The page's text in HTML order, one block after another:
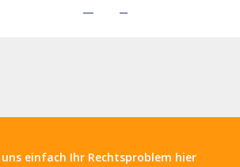
uns einfach Ihr Rechtsproblem hier